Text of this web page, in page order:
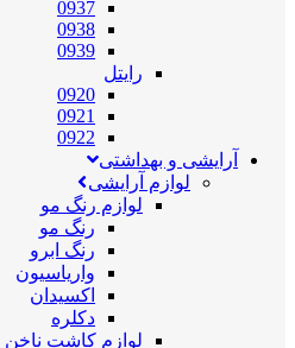
0937
0938
0939
رایتل
0920
0921
0922
آرایشی و بهداشتی
لوازم آرایشی
لوازم رنگ مو
رنگ مو
رنگ ابرو
واریاسیون
اکسیدان
دکلره
لوازم کاشت ناخن